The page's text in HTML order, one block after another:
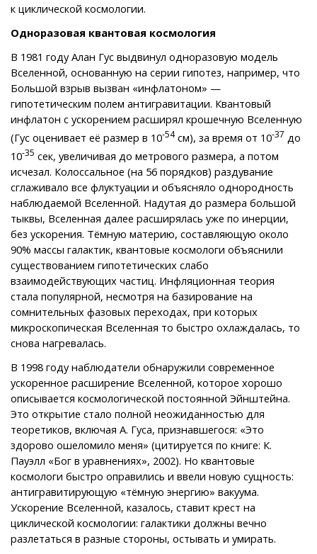
к циклической космологии.
Одноразовая квантовая космология
В 1981 году Алан Гус выдвинул одноразовую модель
Вселенной, основанную на серии гипотез, например, что
Большой взрыв вызван «инфлатоном» —
гипотетическим полем антигравитации. Квантовый
инфлатон с ускорением расширял крошечную Вселенную
(Гус оценивает её размер в 10-54см), за время от 10-37 до
10-35 сек, увеличивая до метрового размера, а потом
исчезал. Колоссальное (на 56 порядков) раздувание
сглаживало все флуктуации и объясняло однородность
наблюдаемой Вселенной. Надутая до размера большой
тыквы, Вселенная далее расширялась уже по инерции,
без ускорения. Тёмную материю, составляющую около
90% массы галактик, квантовые космологи объяснили
существованием гипотетических слабо
взаимодействующих частиц. Инфляционная теория
стала популярной, несмотря на базирование на
сомнительных фазовых переходах, при которых
микроскопическая Вселенная то быстро охлаждалась, то
снова нагревалась.
В 1998 году наблюдатели обнаружили современное
ускоренное расширение Вселенной, которое хорошо
описывается космологической постоянной Эйнштейна.
Это открытие стало полной неожиданностью для
теоретиков, включая А. Гуса, признавшегося: «Это
здорово ошеломило меня» (цитируется по книге: К.
Пауэлл «Бог в уравнениях», 2002). Но квантовые
космологи быстро оправились и ввели новую сущность:
антигравитирующую «тёмную энергию» вакуума.
Ускорение Вселенной, казалось, ставит крест на
циклической космологии: галактики должны вечно
разлетаться в разные стороны, остывать и умирать.